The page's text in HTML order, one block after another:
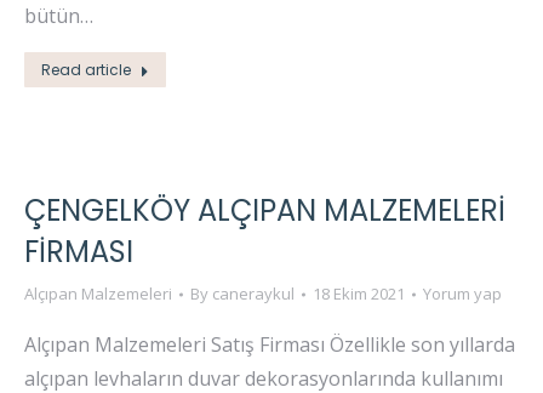
bütün…
Read article
ÇENGELKÖY ALÇIPAN MALZEMELERI
FIRMASI
Alçıpan Malzemeleri By caneraykul 18 Ekim 2021 Yorum yap
Alçıpan Malzemeleri Satış Firması Özellikle son yıllarda
alçıpan levhaların duvar dekorasyonlarında kullanımı